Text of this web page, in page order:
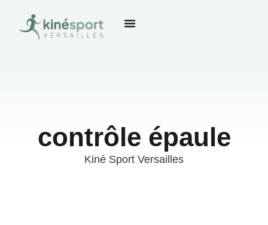
contrôle épaule
Kiné Sport Versailles